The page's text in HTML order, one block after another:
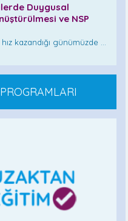
Duygusal
ve NSP
kazandığı günümüzde ...